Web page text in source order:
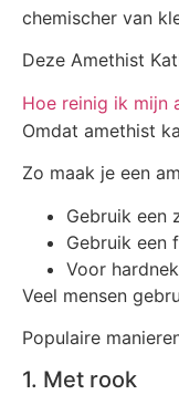
chemischer van
Deze Amethist
Hoe reinig ik mijn
Omdat amethist
Zo maak je een
Gebruik een
Gebruik een
Voor
Veel mensen
Populaire
1. Met rook